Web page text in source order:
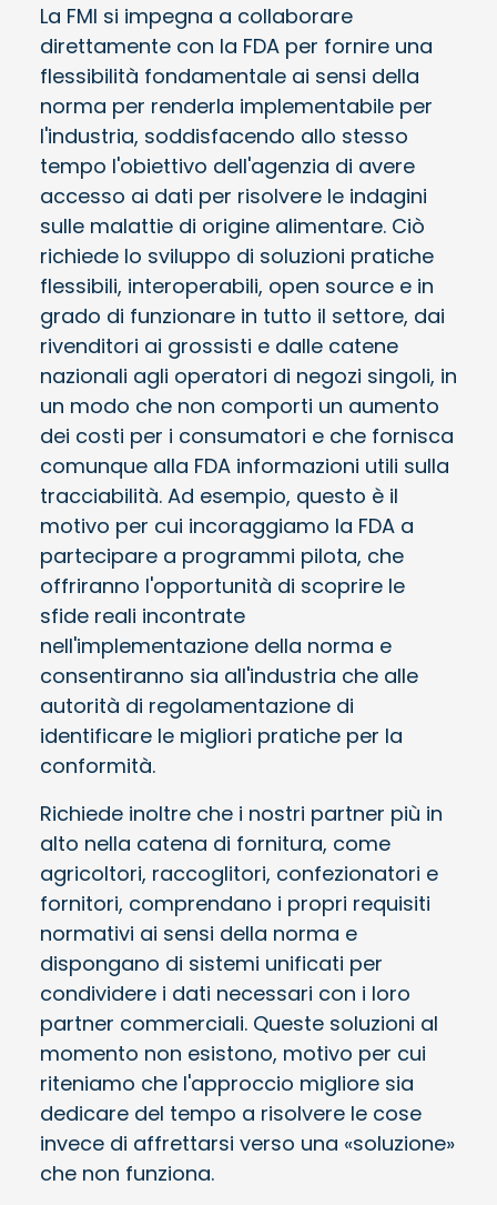
La FMI si impegna a collaborare
direttamente con la FDA per fornire una
flessibilità fondamentale ai sensi della
norma per renderla implementabile per
l'industria, soddisfacendo allo stesso
tempo l'obiettivo dell'agenzia di avere
accesso ai dati per risolvere le indagini
sulle malattie di origine alimentare. Ciò
richiede lo sviluppo di soluzioni pratiche
flessibili, interoperabili, open source e in
grado di funzionare in tutto il settore, dai
rivenditori ai grossisti e dalle catene
nazionali agli operatori di negozi singoli, in
un modo che non comporti un aumento
dei costi per i consumatori e che fornisca
comunque alla FDA informazioni utili sulla
tracciabilità. Ad esempio, questo è il
motivo per cui incoraggiamo la FDA a
partecipare a programmi pilota, che
offriranno l'opportunità di scoprire le
sfide reali incontrate
nell'implementazione della norma e
consentiranno sia all'industria che alle
autorità di regolamentazione di
identificare le migliori pratiche per la
conformità.
Richiede inoltre che i nostri partner più in
alto nella catena di fornitura, come
agricoltori, raccoglitori, confezionatori e
fornitori, comprendano i propri requisiti
normativi ai sensi della norma e
dispongano di sistemi unificati per
condividere i dati necessari con i loro
partner commerciali. Queste soluzioni al
momento non esistono, motivo per cui
riteniamo che l'approccio migliore sia
dedicare del tempo a risolvere le cose
invece di affrettarsi verso una «soluzione»
che non funziona.